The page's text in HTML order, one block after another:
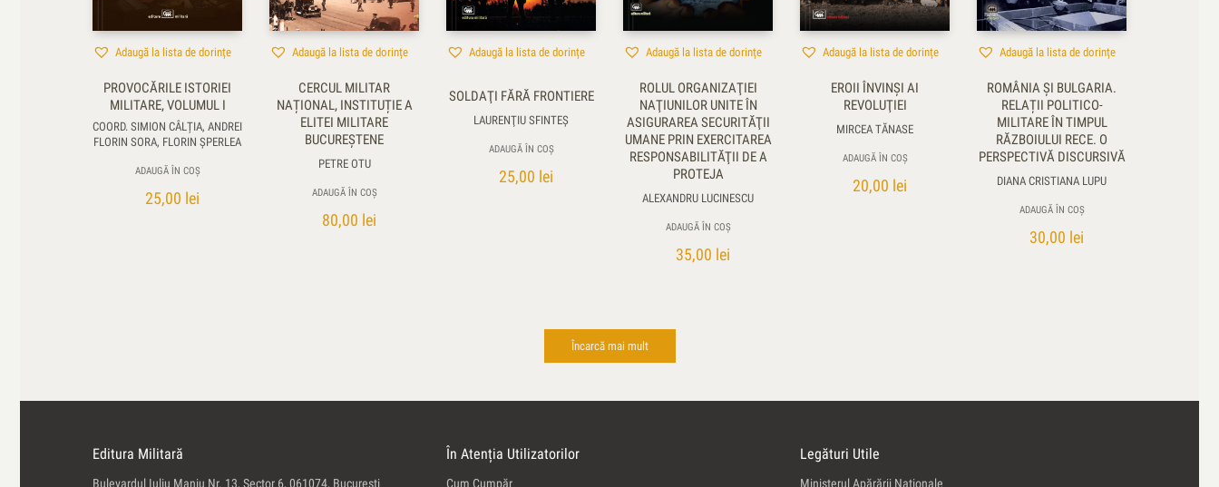
Adaugă la lista de dorințe
PROVOCĂRILE ISTORIEI
MILITARE, VOLUMUL I
COORD. SIMION CÂLȚIA, ANDREI
FLORIN SORA, FLORIN ŞPERLEA
ADAUGĂ ÎN COȘ
25,00 lei
Adaugă la lista de dorințe
CERCUL MILITAR
NAȚIONAL, INSTITUȚIE A
ELITEI MILITARE
BUCUREȘTENE
PETRE OTU
ADAUGĂ ÎN COȘ
80,00 lei
Adaugă la lista de dorințe
SOLDAŢI FĂRĂ FRONTIERE
LAURENŢIU SFINTEȘ
ADAUGĂ ÎN COȘ
25,00 lei
Adaugă la lista de dorințe
ROLUL ORGANIZAŢIEI
NAŢIUNILOR UNITE ÎN
ASIGURAREA SECURITĂŢII
UMANE PRIN EXERCITAREA
RESPONSABILITĂŢII DE A
PROTEJA
ALEXANDRU LUCINESCU
ADAUGĂ ÎN COȘ
35,00 lei
Adaugă la lista de dorințe
EROII ÎNVINŞI AI
REVOLUŢIEI
MIRCEA TĂNASE
ADAUGĂ ÎN COȘ
20,00 lei
Adaugă la lista de dorințe
ROMÂNIA ȘI BULGARIA.
RELAȚII POLITICO-
MILITARE ÎN TIMPUL
RĂZBOIULUI RECE. O
PERSPECTIVĂ DISCURSIVĂ
DIANA CRISTIANA LUPU
ADAUGĂ ÎN COȘ
30,00 lei
Încarcă mai mult
Editura Militară
Bulevardul Iuliu Maniu Nr. 13, Sector 6, 061074, Bucureşti
În Atenția Utilizatorilor
Cum Cumpăr
Legături Utile
Ministerul Apărării Naţionale